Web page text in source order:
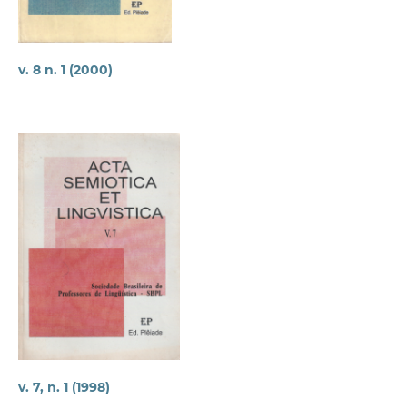
v. 8 n. 1 (2000)
v. 7, n. 1 (1998)